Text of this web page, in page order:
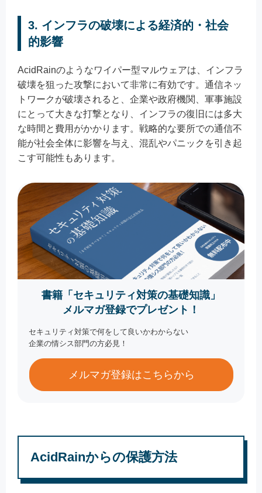
3. インフラの破壊による経済的・社会
的影響
AcidRainのようなワイパー型マルウェアは、インフラ
破壊を狙った攻撃において非常に有効です。通信ネッ
トワークが破壊されると、企業や政府機関、軍事施設
にとって大きな打撃となり、インフラの復旧には多大
な時間と費用がかかります。戦略的な要所での通信不
能が社会全体に影響を与え、混乱やパニックを引き起
こす可能性もあります。
書籍「セキュリティ対策の基礎知識」
メルマガ登録でプレゼント！
セキュリティ対策で何をして良いかわからない
企業の情シス部門の方必見！
メルマガ登録はこちらから
AcidRainからの保護方法